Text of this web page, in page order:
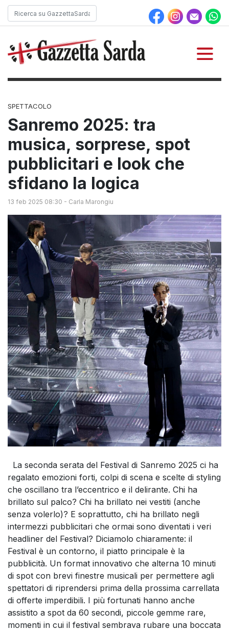
SPETTACOLO
Sanremo 2025: tra
musica, sorprese, spot
pubblicitari e look che
sfidano la logica
13 feb 2025 08:30 - Carla Marongiu
La seconda serata del Festival di Sanremo 2025 ci ha
regalato emozioni forti, colpi di scena e scelte di styling
che oscillano tra l’eccentrico e il delirante. Chi ha
brillato sul palco? Chi ha brillato nei vestiti (anche
senza volerlo)? E soprattutto, chi ha brillato negli
intermezzi pubblicitari che ormai sono diventati i veri
headliner del Festival? Diciamolo chiaramente: il
Festival è un contorno, il piatto principale è la
pubblicità. Un format innovativo che alterna 10 minuti
di spot con brevi finestre musicali per permettere agli
spettatori di riprendersi prima della prossima carrellata
di offerte imperdibili. I più fortunati hanno anche
assistito a spot da 60 secondi, piccole gemme rare,
momenti in cui il festival sembrava rubare una boccata